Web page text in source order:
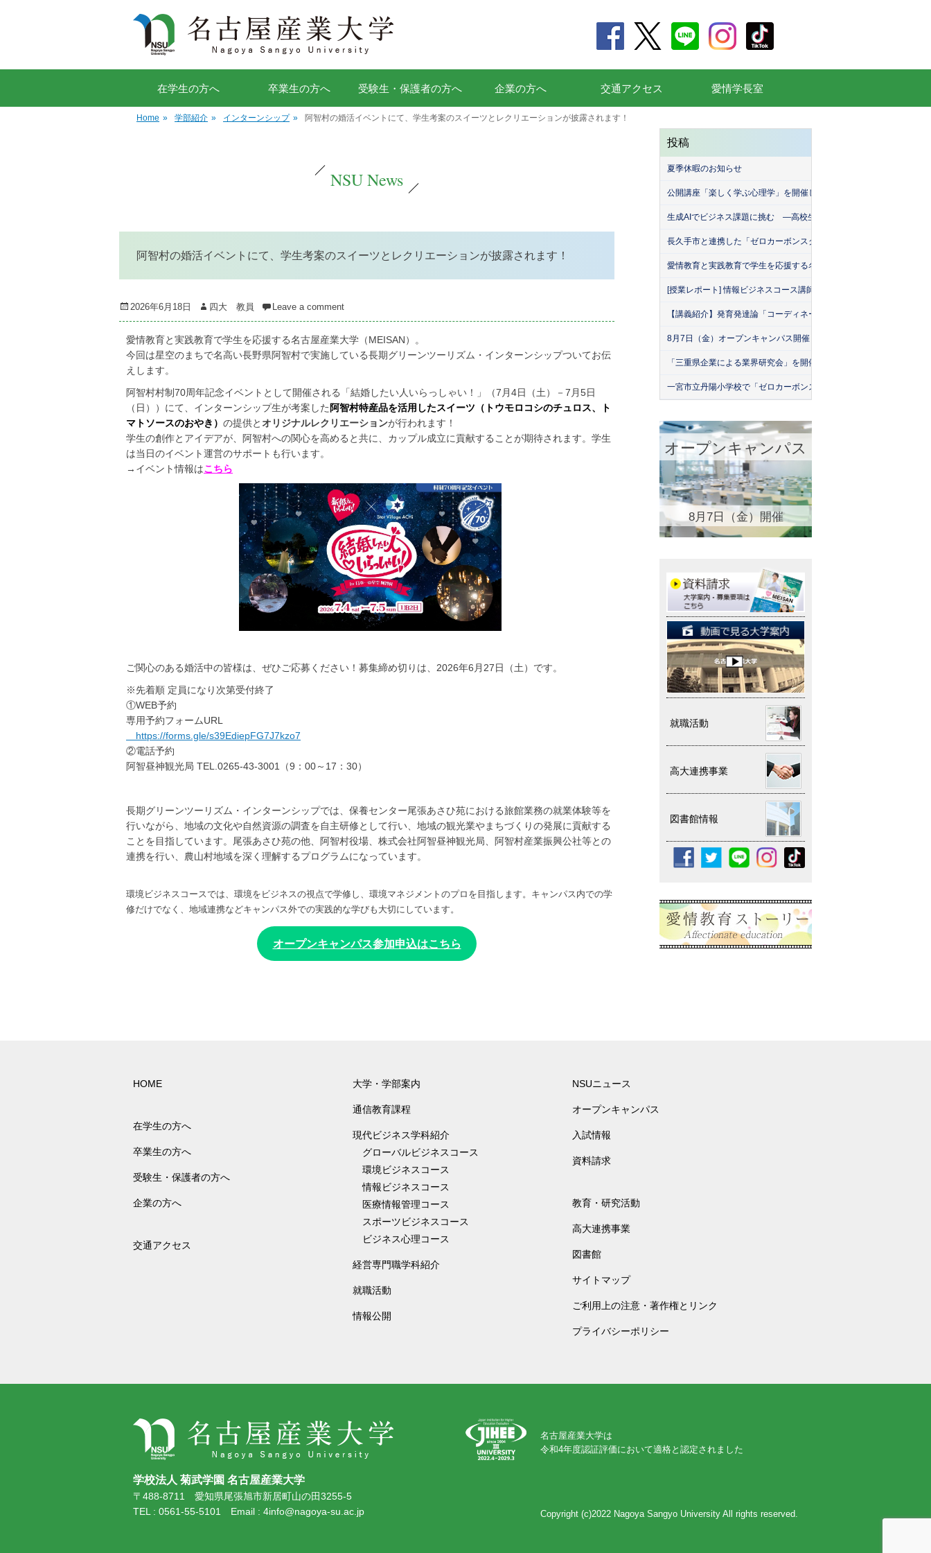
在学生の方へ 卒業生の方へ 受験生・保護者の方へ 企業の方へ 交通アクセス 愛情学長室
Home » 学部紹介 » インターンシップ » 阿智村の婚活イベントにて、学生考案のスイーツとレクリエーションが披露されます！
NSU News
阿智村の婚活イベントにて、学生考案のスイーツとレクリエーションが披露されます！
Posted
on
2026年6月18日 Author
四大 教員 Leave a comment
愛情教育と実践教育で学生を応援する名古屋産業大学（MEISAN）。
今回は星空のまちで名高い長野県阿智村で実施している長期グリーンツーリズム・インターンシップついてお伝
えします。
阿智村村制70周年記念イベントとして開催される「結婚したい人いらっしゃい！」（7月4日（土）－7月5日
（日））にて、インターンシップ生が考案した 阿智村特産品を活用したスイーツ（トウモロコシのチュロス、ト
マトソースのおやき） の提供とオリジナルレクリエーションが行われます！
学生の創作とアイデアが、阿智村への関心を高めると共に、カップル成立に貢献することが期待されます。学生
は当日のイベント運営のサポートも行います。
→イベント情報はこちら
ご関心のある婚活中の皆様は、ぜひご応募ください！募集締め切りは、2026年6月27日（土）です。
※先着順 定員になり次第受付終了
①WEB予約
専用予約フォームURL
https://forms.gle/s39EdiepFG7J7kzo7
②電話予約
阿智昼神観光局 TEL.0265-43-3001（9：00～17：30）
長期グリーンツーリズム・インターンシップでは、保養センター尾張あさひ苑における旅館業務の就業体験等を
行いながら、地域の文化や自然資源の調査を自主研修として行い、地域の観光業やまちづくりの発展に貢献する
ことを目指しています。尾張あさひ苑の他、阿智村役場、株式会社阿智昼神観光局、阿智村産業振興公社等との
連携を行い、農山村地域を深く理解するプログラムになっています。
環境ビジネスコースでは、環境をビジネスの視点で学修し、環境マネジメントのプロを目指します。キャンパス内での学
修だけでなく、地域連携などキャンパス外での実践的な学びも大切にしています。
オープンキャンパス参加申込はこちら
投稿
夏季休暇のお知らせ
公開講座「楽しく学ぶ心理学」を開催しました
生成AIでビジネス課題に挑む ―高校生が挑んだ「堀商店」との生成
長久手市と連携した「ゼロカーボンスクール」を開催しました！
愛情教育と実践教育で学生を応援する名古屋産業大学（MEISAN）
[授業レポート] 情報ビジネスコース講師による「名古屋産業大学・
【講義紹介】発育発達論「コーディネーション運動の実際」
8月7日（金）オープンキャンパス開催！
「三重県企業による業界研究会」を開催！（26年7月）
一宮市立丹陽小学校で「ゼロカーボンスクール」出前授業を実施
オープンキャンパス
8月7日（金）開催
就職活動
高大連携事業
図書館情報
HOME
在学生の方へ
卒業生の方へ
受験生・保護者の方へ
企業の方へ
交通アクセス
大学・学部案内
通信教育課程
現代ビジネス学科紹介
グローバルビジネスコース
環境ビジネスコース
情報ビジネスコース
医療情報管理コース
スポーツビジネスコース
ビジネス心理コース
経営専門職学科紹介
就職活動
情報公開
NSUニュース
オープンキャンパス
入試情報
資料請求
教育・研究活動
高大連携事業
図書館
サイトマップ
ご利用上の注意・著作権とリンク
プライバシーポリシー
学校法人 菊武学園 名古屋産業大学
〒488-8711 愛知県尾張旭市新居町山の田3255-5
TEL : 0561-55-5101 Email : 4info@nagoya-su.ac.jp
名古屋産業大学は
令和4年度認証評価において適格と認定されました
Copyright (c)2022 Nagoya Sangyo University All rights reserved.